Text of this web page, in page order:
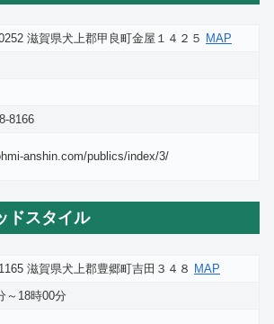
滋賀県犬上郡甲良町金屋１４２５ MAP
8166
anshin.com/publics/index/3/
ドスタイル
滋賀県犬上郡豊郷町吉田３４８ MAP
～18時00分